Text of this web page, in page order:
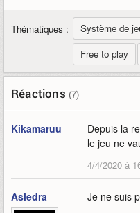
Thématiques : Système de
Free to play
Réactions (7)
Kikamaruu
Depuis la
le jeu ne
4/4/2020 à
Asledra Je ne suis